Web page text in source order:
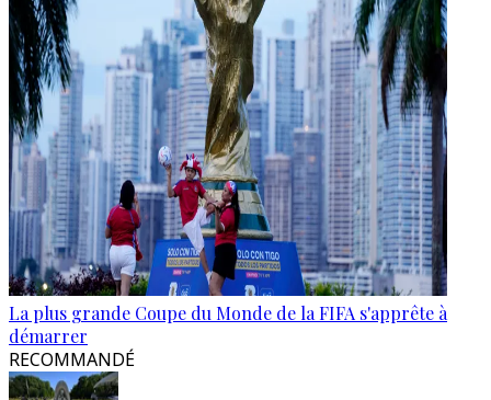
La plus grande Coupe du Monde de la FIFA s'apprête à
démarrer
RECOMMANDÉ